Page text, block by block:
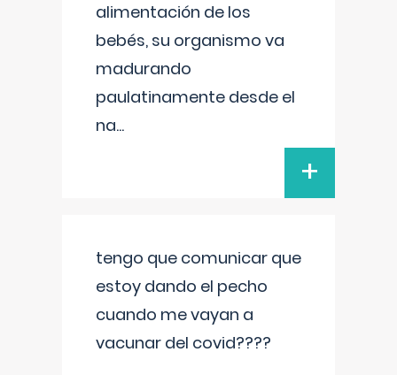
alimentación de los
bebés, su organismo va
madurando
paulatinamente desde el
na...
+
tengo que comunicar que
estoy dando el pecho
cuando me vayan a
vacunar del covid????